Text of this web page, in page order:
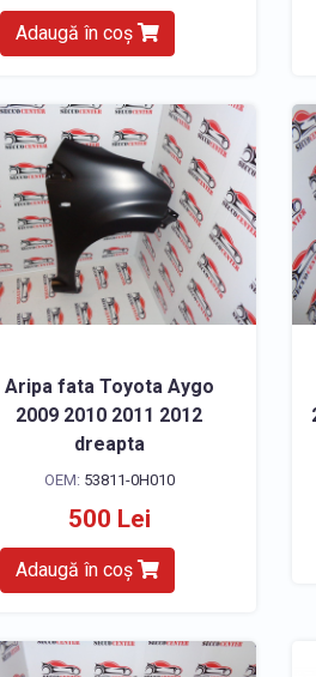
Adaugă în coș
Aripa fata Toyota Aygo
2009 2010 2011 2012
dreapta
OEM: 53811-0H010
500 Lei
Adaugă în coș